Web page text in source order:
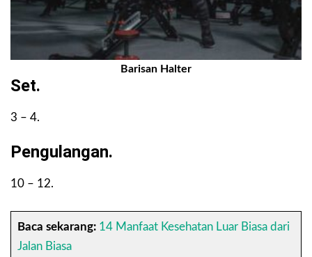
Barisan Halter
Set.
3 – 4.
Pengulangan.
10 – 12.
Baca sekarang: 14 Manfaat Kesehatan Luar Biasa dari
Jalan Biasa